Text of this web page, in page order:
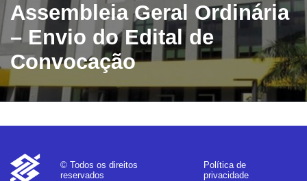
Assembleia Geral Ordinária
– Envio do Edital de
Convocação
© Todos os direitos
reservados
Política de
privacidade